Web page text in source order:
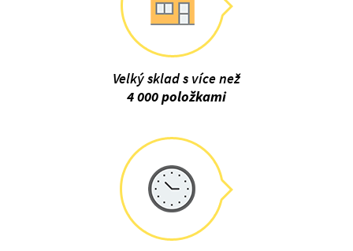
Velký sklad s více než
4 000 položkami